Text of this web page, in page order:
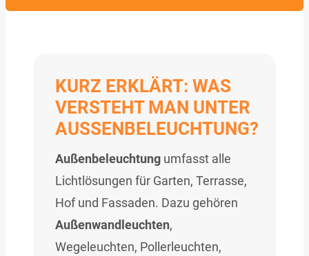
KURZ ERKLÄRT: WAS
VERSTEHT MAN UNTER
AUSSENBELEUCHTUNG?
Außenbeleuchtung umfasst alle
Lichtlösungen für Garten, Terrasse,
Hof und Fassaden. Dazu gehören
Außenwandleuchten,
Wegeleuchten, Pollerleuchten,